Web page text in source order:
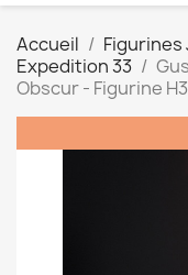
Accueil Figurines
Expedition 33
Obscur - Figurine